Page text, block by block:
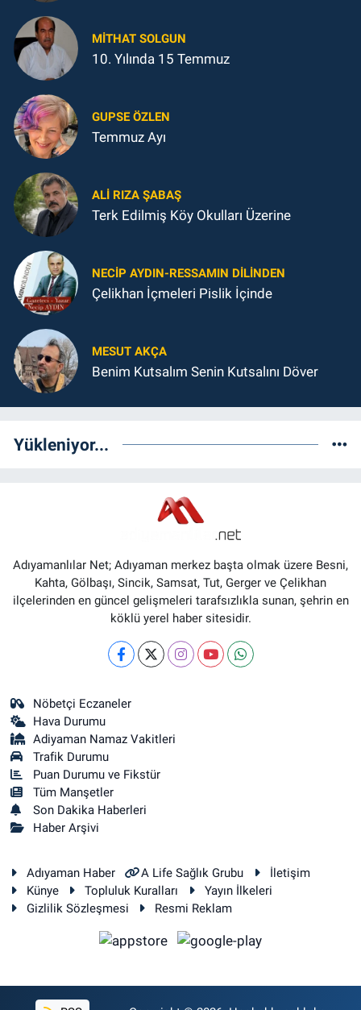
MITHAT SOLGUN
10. Yılında 15 Temmuz
GUPSE ÖZLEN
Temmuz Ayı
ALI RIZA ŞABAŞ
Terk Edilmiş Köy Okulları Üzerine
NECIP AYDIN-RESSAMIN DILINDEN
Çelikhan İçmeleri Pislik İçinde
MESUT AKÇA
Benim Kutsalım Senin Kutsalını Döver
Yükleniyor...
Adıyamanlılar Net; Adıyaman merkez başta olmak üzere Besni,
Kahta, Gölbaşı, Sincik, Samsat, Tut, Gerger ve Çelikhan
ilçelerinden en güncel gelişmeleri tarafsızlıkla sunan, şehrin en
köklü yerel haber sitesidir.
Nöbetçi Eczaneler
Hava Durumu
Adiyaman Namaz Vakitleri
Trafik Durumu
Puan Durumu ve Fikstür
Tüm Manşetler
Son Dakika Haberleri
Haber Arşivi
Adıyaman Haber A Life Sağlık Grubu
İletişim
Künye
Topluluk Kuralları
Yayın İlkeleri
Gizlilik Sözleşmesi
Resmi Reklam